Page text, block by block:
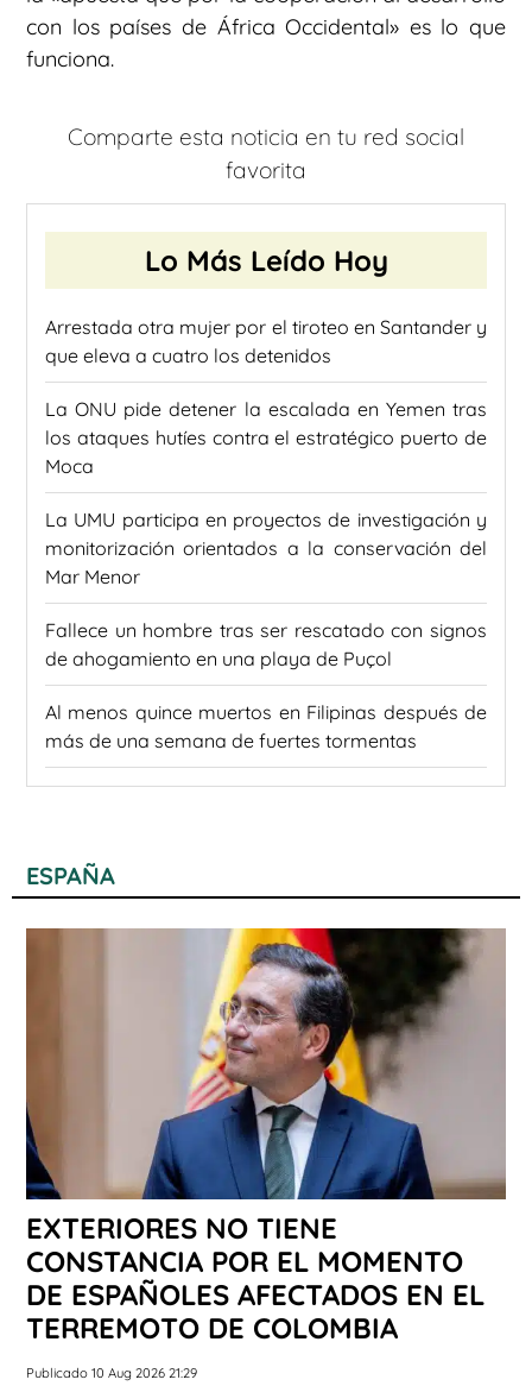
con los países de África Occidental» es lo que
funciona.
Comparte esta noticia en tu red social
favorita
Lo Más Leído Hoy
Arrestada otra mujer por el tiroteo en Santander y
que eleva a cuatro los detenidos
La ONU pide detener la escalada en Yemen tras
los ataques hutíes contra el estratégico puerto de
Moca
La UMU participa en proyectos de investigación y
monitorización orientados a la conservación del
Mar Menor
Fallece un hombre tras ser rescatado con signos
de ahogamiento en una playa de Puçol
Al menos quince muertos en Filipinas después de
más de una semana de fuertes tormentas
ESPAÑA
EXTERIORES NO TIENE
CONSTANCIA POR EL MOMENTO
DE ESPAÑOLES AFECTADOS EN EL
TERREMOTO DE COLOMBIA
Publicado 10 Aug 2026 21:29